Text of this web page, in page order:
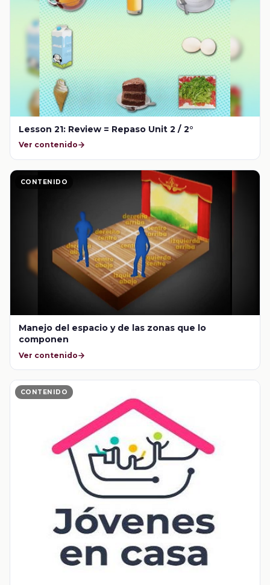
Lesson 21: Review = Repaso Unit 2 / 2°
Ver contenido
CONTENIDO
Manejo del espacio y de las zonas que lo
componen
Ver contenido
CONTENIDO